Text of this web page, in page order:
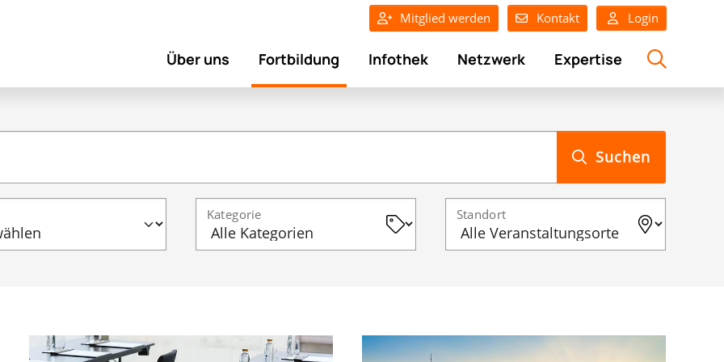
Mitglied werden Kontakt Login
Über uns Fortbildung Infothek Netzwerk Expertise
Suchen
Kategorie Standort